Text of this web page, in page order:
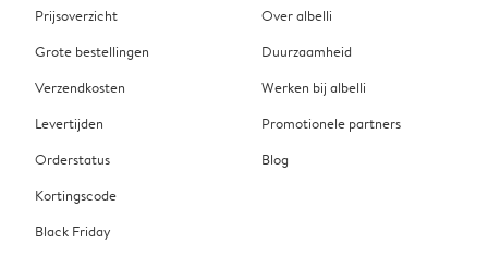
Prijsoverzicht
Grote bestellingen
Verzendkosten
Levertijden
Orderstatus
Kortingscode
Black Friday
Over albelli
Duurzaamheid
Werken bij albelli
Promotionele partners
Blog